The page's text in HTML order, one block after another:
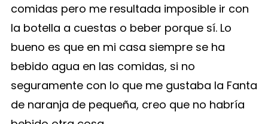
comidas pero me resultada imposible ir con
la botella a cuestas o beber porque sí. Lo
bueno es que en mi casa siempre se ha
bebido agua en las comidas, si no
seguramente con lo que me gustaba la Fanta
de naranja de pequeña, creo que no habría